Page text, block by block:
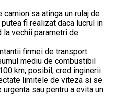
sa atinga un rulaj de
fi realizat daca lucrul in
la vechii parametri de
firmei de transport
mediu de combustibil
km, posibil, cred inginerii
limitele de viteza si se
sau pentru a evita un